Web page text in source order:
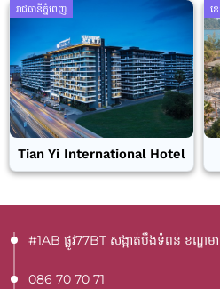
រាជធានីភ្នំពេញ
Tian Yi International Hotel
ខ
#1AB ផ្លូវ77BT​ សង្កាត់បឹងទំពន់ ខណ្ឌម
086 70 70 71